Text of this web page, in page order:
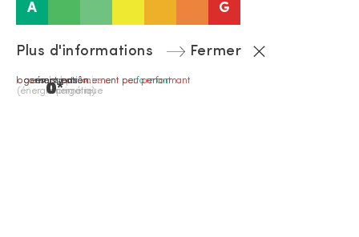
A G
Plus d'informations Fermer
logement extrêmement performant
logement extrêmement peu performant
passoire
énergétique
consommation
(énergie primaire)
émissions
0
0*